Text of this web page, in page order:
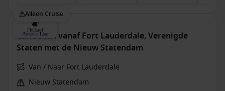
Alleen Cruise
Caribbean vanaf Fort Lauderdale, Verenigde
Staten met de Nieuw Statendam
Van / Naar Fort Lauderdale
Nieuw Statendam